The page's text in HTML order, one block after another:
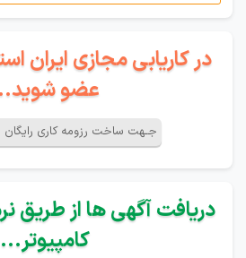
در کاریابی مجازی ایران
عضو
جـهت ساخت رزومه کاری رایگان
دریافت آگهی ها از طریق
کامپیوتر...